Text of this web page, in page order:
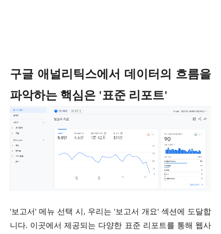
구글 애널리틱스에서 데이터의 흐름을
파악하는 핵심은 '표준 리포트'
'보고서' 메뉴 선택 시, 우리는 '보고서 개요' 섹션에 도달합
니다. 이곳에서 제공되는 다양한 표준 리포트를 통해 웹사